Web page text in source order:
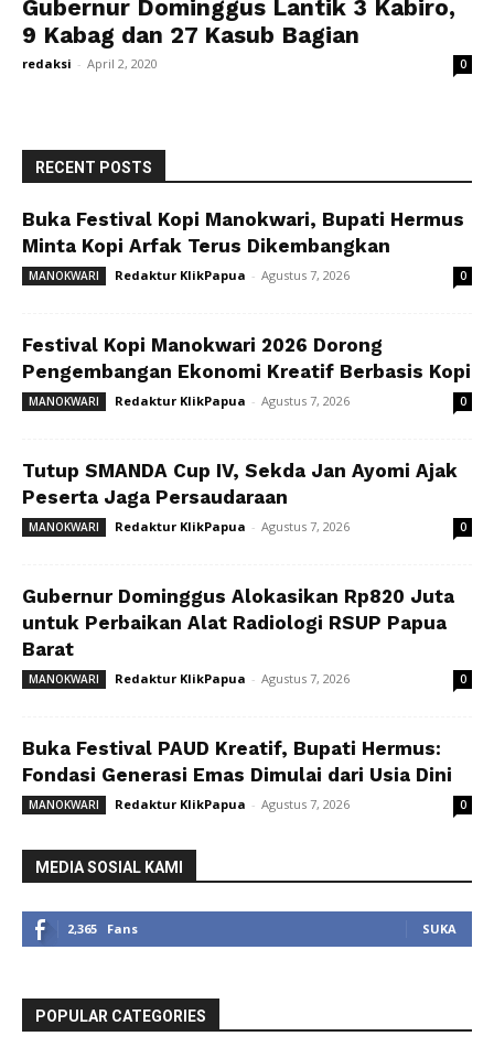
Gubernur Dominggus Lantik 3 Kabiro,
9 Kabag dan 27 Kasub Bagian
redaksi - April 2, 2020 0
RECENT POSTS
Buka Festival Kopi Manokwari, Bupati Hermus
Minta Kopi Arfak Terus Dikembangkan
MANOKWARI Redaktur KlikPapua - Agustus 7, 2026 0
Festival Kopi Manokwari 2026 Dorong
Pengembangan Ekonomi Kreatif Berbasis Kopi
MANOKWARI Redaktur KlikPapua - Agustus 7, 2026 0
Tutup SMANDA Cup IV, Sekda Jan Ayomi Ajak
Peserta Jaga Persaudaraan
MANOKWARI Redaktur KlikPapua - Agustus 7, 2026 0
Gubernur Dominggus Alokasikan Rp820 Juta
untuk Perbaikan Alat Radiologi RSUP Papua
Barat
MANOKWARI Redaktur KlikPapua - Agustus 7, 2026 0
Buka Festival PAUD Kreatif, Bupati Hermus:
Fondasi Generasi Emas Dimulai dari Usia Dini
MANOKWARI Redaktur KlikPapua - Agustus 7, 2026 0
MEDIA SOSIAL KAMI
2,365 Fans SUKA
POPULAR CATEGORIES